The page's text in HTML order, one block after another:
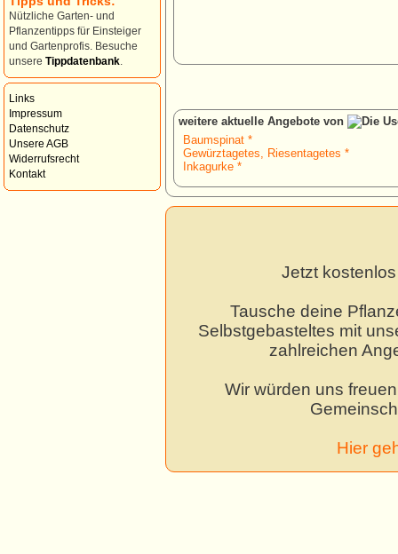
Nützliche Garten- und
Pflanzentipps für Einsteiger
und Gartenprofis. Besuche
unsere Tippdatenbank
Links
Impressum
Datenschutz
Unsere AGB
Widerrufsrecht
Kontakt
weitere aktuelle Angebote von
Baumspinat *
Gewürztagetes, Riesentagetes *
Inkagurke *
Jetzt
Tausche deine
Selbstgebasteltes mit
zahlreichen
Wir würden uns
Hier